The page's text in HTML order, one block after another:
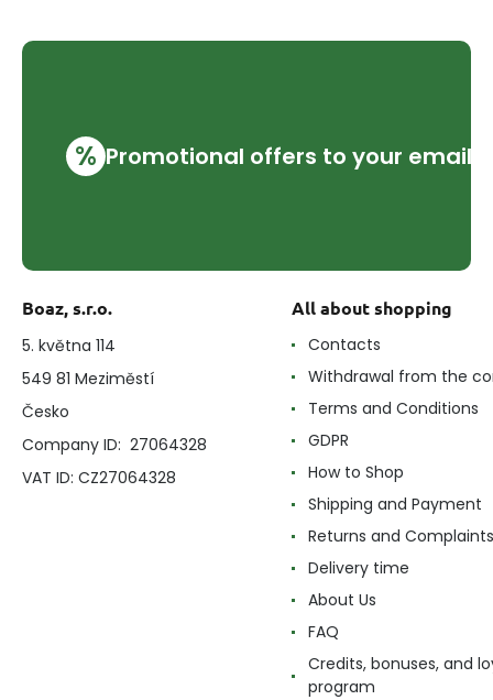
% Promotional offers to your email
Boaz, s.r.o.
5. května 114
549 81 Meziměstí
Česko
Company ID: 27064328
VAT ID: CZ27064328
All about shopping
Contacts
Withdrawal from the
Terms and Conditions
GDPR
How to Shop
Shipping and Payment
Returns and Complaints
Delivery time
About Us
FAQ
Credits, bonuses, and
program